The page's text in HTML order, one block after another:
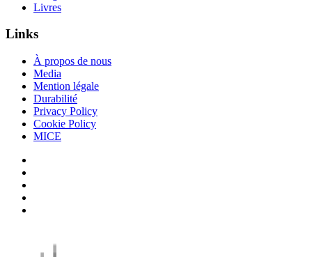
Livres
Links
À propos de nous
Media
Mention légale
Durabilité
Privacy Policy
Cookie Policy
MICE